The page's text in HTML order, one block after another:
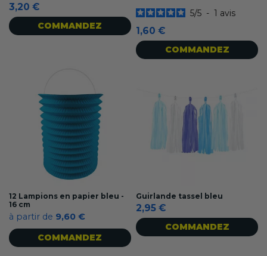
3,20 €
COMMANDEZ
5/5 - 1 avis
1,60 €
COMMANDEZ
12 Lampions en papier bleu -
16 cm
à partir de 9,60 €
COMMANDEZ
Guirlande tassel bleu
2,95 €
COMMANDEZ